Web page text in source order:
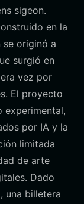
sigeon.
en la
se originó a
surgió en
vez por
El proyecto
experimental,
por IA y la
limitada
de arte
Dado
una billetera